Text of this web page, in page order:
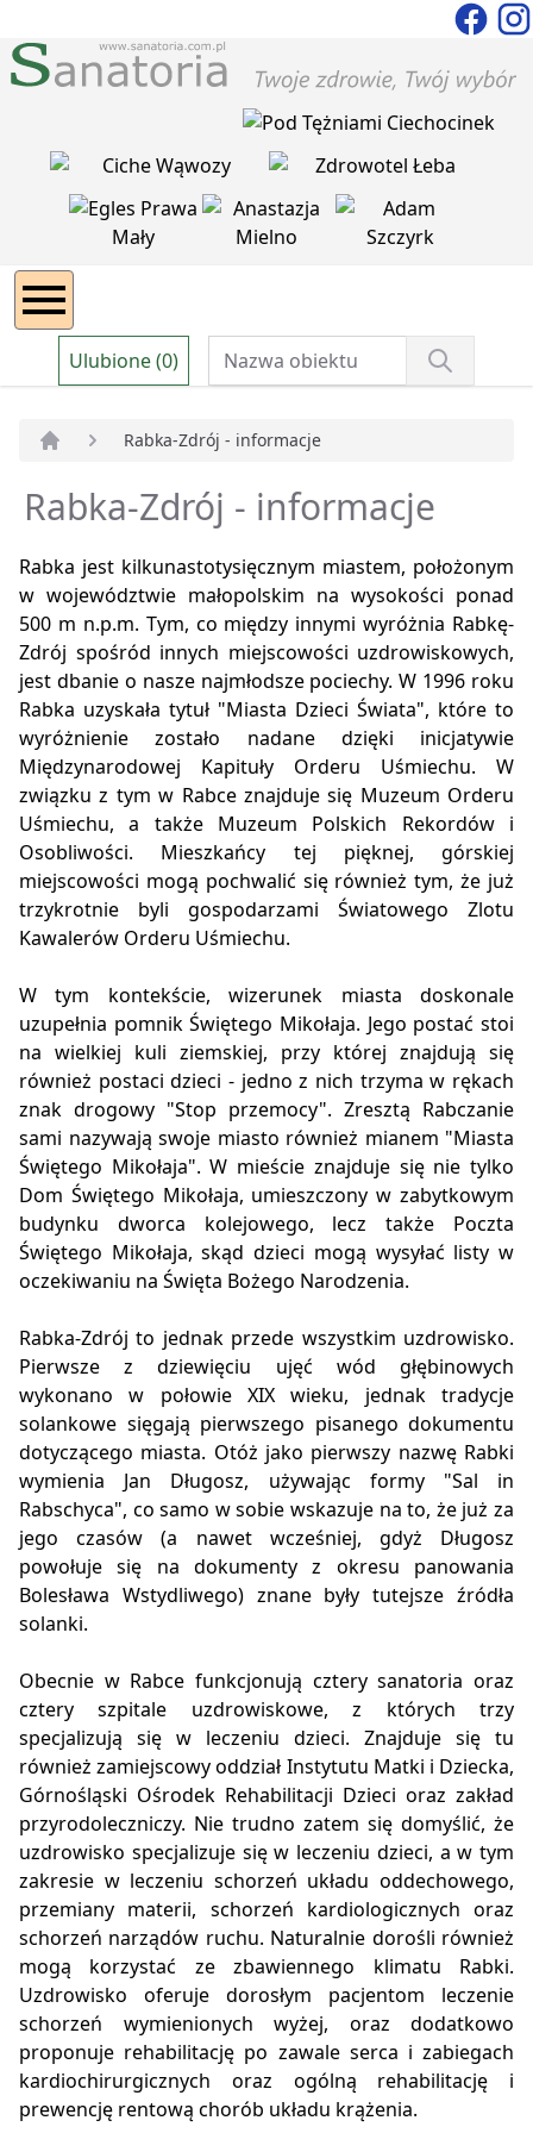
Ulubione (0)
Rabka-Zdrój - informacje
Rabka-Zdrój - informacje
Rabka jest kilkunastotysięcznym miastem, położonym
w województwie małopolskim na wysokości ponad
500 m n.p.m. Tym, co między innymi wyróżnia Rabkę-
Zdrój spośród innych miejscowości uzdrowiskowych,
jest dbanie o nasze najmłodsze pociechy. W 1996 roku
Rabka uzyskała tytuł "Miasta Dzieci Świata", które to
wyróżnienie zostało nadane dzięki inicjatywie
Międzynarodowej Kapituły Orderu Uśmiechu. W
związku z tym w Rabce znajduje się Muzeum Orderu
Uśmiechu, a także Muzeum Polskich Rekordów i
Osobliwości. Mieszkańcy tej pięknej, górskiej
miejscowości mogą pochwalić się również tym, że już
trzykrotnie byli gospodarzami Światowego Zlotu
Kawalerów Orderu Uśmiechu.
W tym kontekście, wizerunek miasta doskonale
uzupełnia pomnik Świętego Mikołaja. Jego postać stoi
na wielkiej kuli ziemskiej, przy której znajdują się
również postaci dzieci - jedno z nich trzyma w rękach
znak drogowy "Stop przemocy". Zresztą Rabczanie
sami nazywają swoje miasto również mianem "Miasta
Świętego Mikołaja". W mieście znajduje się nie tylko
Dom Świętego Mikołaja, umieszczony w zabytkowym
budynku dworca kolejowego, lecz także Poczta
Świętego Mikołaja, skąd dzieci mogą wysyłać listy w
oczekiwaniu na Święta Bożego Narodzenia.
Rabka-Zdrój to jednak przede wszystkim uzdrowisko.
Pierwsze z dziewięciu ujęć wód głębinowych
wykonano w połowie XIX wieku, jednak tradycje
solankowe sięgają pierwszego pisanego dokumentu
dotyczącego miasta. Otóż jako pierwszy nazwę Rabki
wymienia Jan Długosz, używając formy "Sal in
Rabschyca", co samo w sobie wskazuje na to, że już za
jego czasów (a nawet wcześniej, gdyż Długosz
powołuje się na dokumenty z okresu panowania
Bolesława Wstydliwego) znane były tutejsze źródła
solanki.
Obecnie w Rabce funkcjonują cztery sanatoria oraz
cztery szpitale uzdrowiskowe, z których trzy
specjalizują się w leczeniu dzieci. Znajduje się tu
również zamiejscowy oddział Instytutu Matki i Dziecka,
Górnośląski Ośrodek Rehabilitacji Dzieci oraz zakład
przyrodoleczniczy. Nie trudno zatem się domyślić, że
uzdrowisko specjalizuje się w leczeniu dzieci, a w tym
zakresie w leczeniu schorzeń układu oddechowego,
przemiany materii, schorzeń kardiologicznych oraz
schorzeń narządów ruchu. Naturalnie dorośli również
mogą korzystać ze zbawiennego klimatu Rabki.
Uzdrowisko oferuje dorosłym pacjentom leczenie
schorzeń wymienionych wyżej, oraz dodatkowo
proponuje rehabilitację po zawale serca i zabiegach
kardiochirurgicznych oraz ogólną rehabilitację i
prewencję rentową chorób układu krążenia.